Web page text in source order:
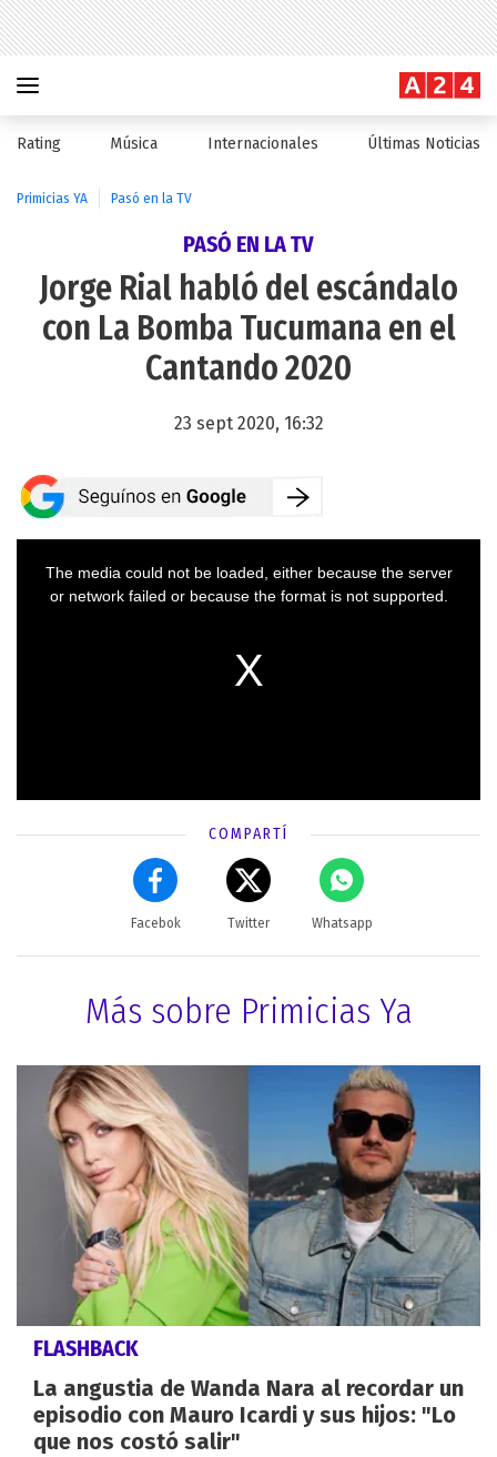
Rating Música Internacionales Últimas Noticias
Primicias YA Pasó en la TV
PASÓ EN LA TV
Jorge Rial habló del escándalo
con La Bomba Tucumana en el
Cantando 2020
23 sept 2020, 16:32
COMPARTÍ
Facebok Twitter Whatsapp
Más sobre Primicias Ya
FLASHBACK
La angustia de Wanda Nara al recordar un
episodio con Mauro Icardi y sus hijos: "Lo
que nos costó salir"